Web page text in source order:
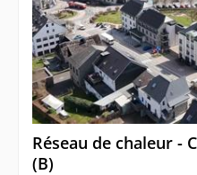
Réseau de chaleur -
(B)